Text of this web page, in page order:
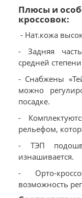
Плюсы и
кроссовок:
- Нат.кожа
- Задняя
средней
- Снабжены
можно
посадке.
-
рельефом,
- ТЭП
изнашивается.
- Орто-
возможность